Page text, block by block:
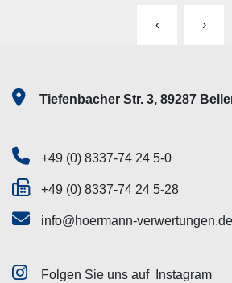
‹ ›
Tiefenbacher Str. 3, 89287
+49 (0) 8337-74 24 5-0
+49 (0) 8337-74 24 5-28
info@hoermann-verwertungen.de
Folgen Sie uns auf
Instagram